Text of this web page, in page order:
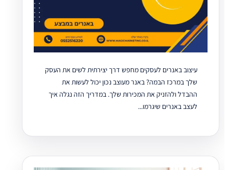
עיצוב באנרים לעסקים מחפש דרך יצירתית לשים את העסק
שלך במרכז הבמה? באנר מעוצב נכון יכול לעשות את
ההבדל ולהזניק את המכירות שלך. במדריך הזה נגלה איך
לעצב באנרים שיגרמו...